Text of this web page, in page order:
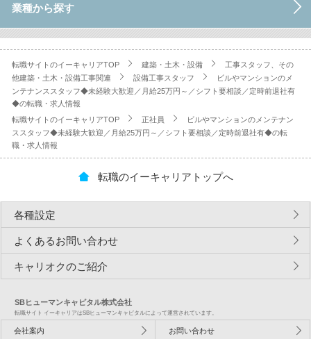
業種から探す
転職サイトのイーキャリアTOP 建築・土木・設備
工事スタッフ、その
他建築・土木・設備工事関連
設備工事スタッフ
ビルやマンションのメ
ンテナンススタッフ◆未経験大歓迎／月給25万円～／シフト要相談／定時前退社有
◆の転職・求人情報
転職サイトのイーキャリアTOP
正社員
ビルやマンションのメンテナン
ススタッフ◆未経験大歓迎／月給25万円～／シフト要相談／定時前退社有◆の転
職・求人情報
転職のイーキャリアトップへ
各種設定
よくあるお問い合わせ
キャリオクのご紹介
SBヒューマンキャピタル株式会社
転職サイト イーキャリアはSBヒューマンキャピタルによって運営されています。
会社案内 お問い合わせ